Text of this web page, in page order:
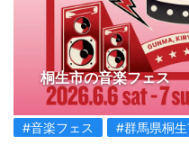
桐生市の音楽フェス
#音楽フェス #群馬県桐